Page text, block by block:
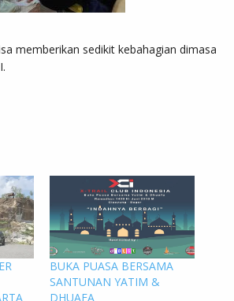
memberikan sedikit kebahagian dimasa
BUKA PUASA BERSAMA
SANTUNAN YATIM &
DHUAFA